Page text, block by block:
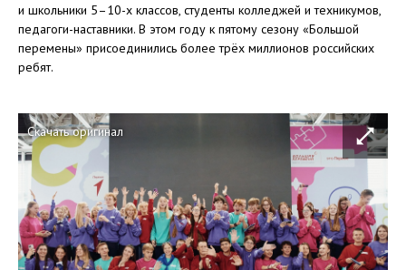
и школьники 5–10-х классов, студенты колледжей и техникумов,
педагоги-наставники. В этом году к пятому сезону «Большой
перемены» присоединились более трёх миллионов российских
ребят.
Скачать оригинал